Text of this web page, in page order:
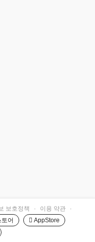
보호정책 · 이용 약관
·
어
 AppStore